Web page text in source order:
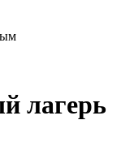
лагерь